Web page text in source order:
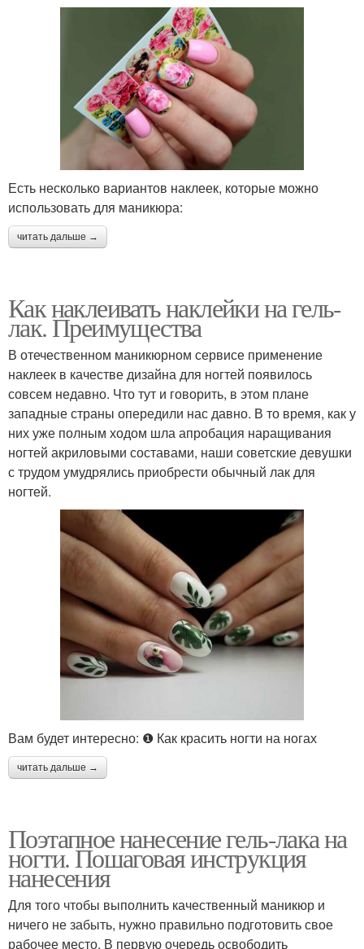
Есть несколько вариантов наклеек, которые можно
использовать для маникюра:
читать дальше →
Как наклеивать наклейки на гель-
лак. Преимущества
В отечественном маникюрном сервисе применение
наклеек в качестве дизайна для ногтей появилось
совсем недавно. Что тут и говорить, в этом плане
западные страны опередили нас давно. В то время, как у
них уже полным ходом шла апробация наращивания
ногтей акриловыми составами, наши советские девушки
с трудом умудрялись приобрести обычный лак для
ногтей.
Вам будет интересно: ❶ Как красить ногти на ногах
читать дальше →
Поэтапное нанесение гель-лака на
ногти. Пошаговая инструкция
нанесения
Для того чтобы выполнить качественный маникюр и
ничего не забыть, нужно правильно подготовить свое
рабочее место. В первую очередь освободить